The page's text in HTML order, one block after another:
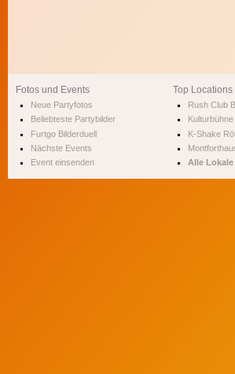
Fotos und Events
Neue Partyfotos
Beliebteste Partybilder
Furtgo Bilderduell
Nächste Events
Event einsenden
Top Locations
Rush Club
K-Shake
Alle Lokale